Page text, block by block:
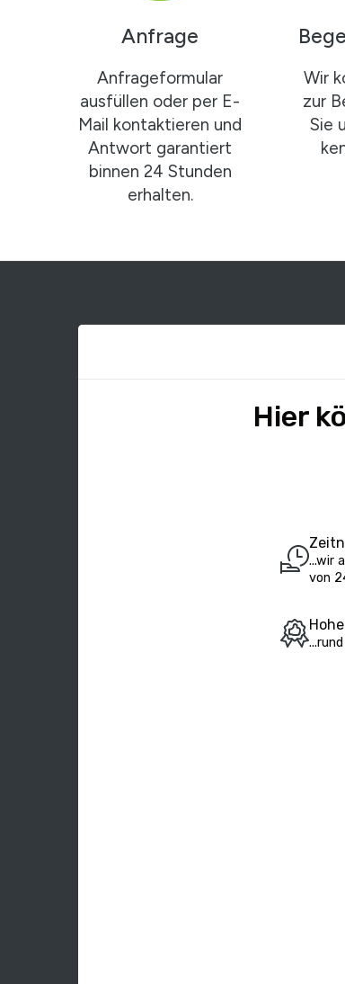
Anfrage
Anfrageformular
ausfüllen oder per E-
Mail kontaktieren und
Antwort garantiert
binnen 24 Stunden
erhalten.
Wir
zur
Sie